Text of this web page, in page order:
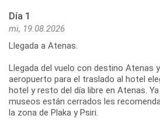
Día 1
mi, 19.08.2026
Llegada a Atenas.
Llegada del vuelo con destino Atenas
aeropuerto para el traslado al hotel
hotel y resto del día libre en Atenas.
museos están cerrados les
la zona de Plaka y Psiri.